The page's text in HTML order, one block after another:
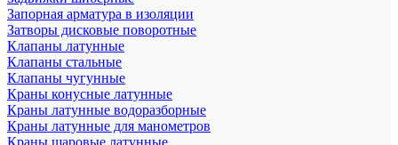
Запорная арматура в изоляции
Затворы дисковые поворотные
Клапаны латунные
Клапаны стальные
Клапаны чугунные
Краны конусные латунные
Краны латунные водоразборные
Краны латунные для манометров
Краны шаровые латунные